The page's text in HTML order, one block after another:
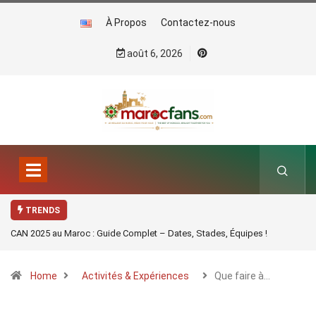
À Propos Contactez-nous
août 6, 2026
TRENDS
CAN 2025 au Maroc : Guide Complet – Dates, Stades, Équipes !
Home Activités & Expériences Que faire à…